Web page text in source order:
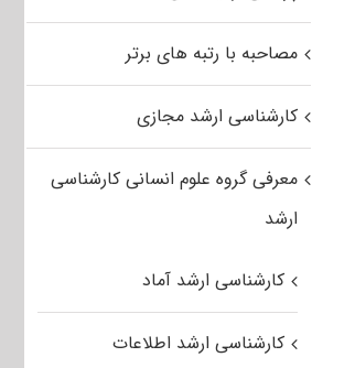
مصاحبه با رتبه های برتر
کارشناسی ارشد مجازی
معرفی گروه علوم انسانی کارشناسی
ارشد
کارشناسی ارشد آماد
کارشناسی ارشد اطلاعات